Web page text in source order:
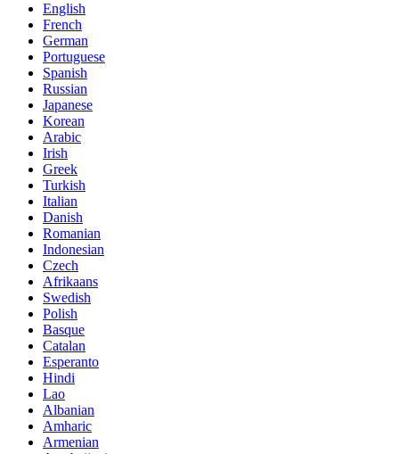
English
French
German
Portuguese
Spanish
Russian
Japanese
Korean
Arabic
Irish
Greek
Turkish
Italian
Danish
Romanian
Indonesian
Czech
Afrikaans
Swedish
Polish
Basque
Catalan
Esperanto
Hindi
Lao
Albanian
Amharic
Armenian